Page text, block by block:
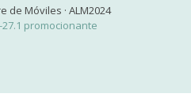
de Móviles · ALM2024
27.1 promocionante